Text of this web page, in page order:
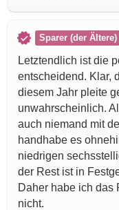
Sparer (der Ältere)
Letztendlich ist die
entscheidend. Klar,
diesem Jahr pleite
unwahrscheinlich.
auch niemand mit
handhabe es
niedrigen
der Rest ist in
Daher habe ich das
nicht.